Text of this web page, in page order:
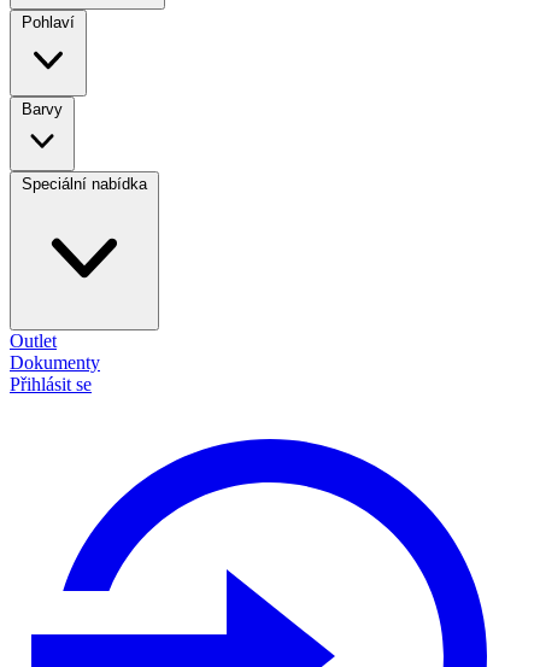
Pohlaví
Barvy
Speciální nabídka
Outlet
Dokumenty
Přihlásit se